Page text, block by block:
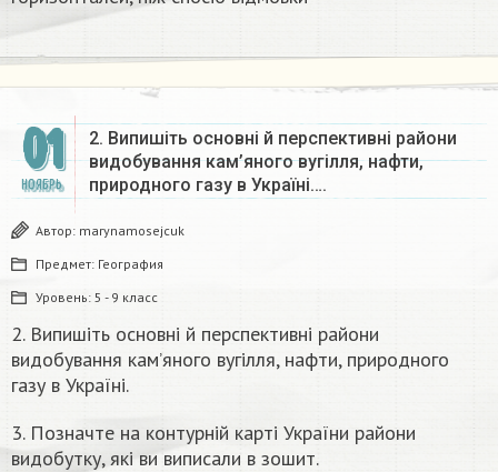
01
НОЯБРЬ
2. Випишіть основні й перспективні райони
видобування кам’яного вугілля, нафти,
природного газу в Україні….
Автор: marynamosejcuk
Предмет: География
Уровень: 5 - 9 класс
2. Випишіть основні й перспективні райони
видобування кам’яного вугілля, нафти, природного
газу в Україні.
3. Позначте на контурній карті України райони
видобутку, які ви виписали в зошит.